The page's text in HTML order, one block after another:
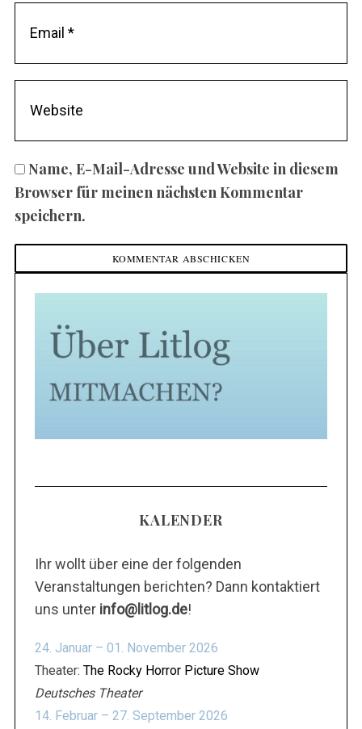
Name, E-Mail-Adresse und Website in diesem
Browser für meinen nächsten Kommentar
speichern.
KALENDER
Ihr wollt über eine der folgenden
Veranstaltungen berichten? Dann kontaktiert
uns unter info@litlog.de!
24. Januar – 01. November 2026
Theater: The Rocky Horror Picture Show
Deutsches Theater
14. Februar – 27. September 2026